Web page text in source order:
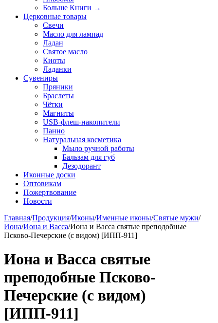
Больше Книги →
Церковные товары
Свечи
Масло для лампад
Ладан
Святое масло
Киоты
Ладанки
Сувениры
Пряники
Браслеты
Чётки
Магниты
USB-флеш-накопители
Панно
Натуральная косметика
Мыло ручной работы
Бальзам для губ
Дезодорант
Иконные доски
Оптовикам
Пожертвование
Новости
Главная/Продукция/Иконы/Именные иконы/Святые мужи/
Иона/Иона и Васса/Иона и Васса святые преподобные
Псково-Печерские (с видом) [ИПП-911]
Иона и Васса святые
преподобные Псково-
Печерские (с видом)
[ИПП-911]